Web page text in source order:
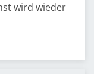
wird wieder